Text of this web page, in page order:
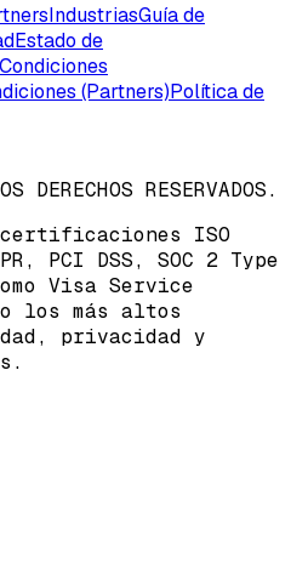
IndustriasGuía de
Estado de
(Partners)Política de
DERECHOS RESERVADOS.
certificaciones ISO
, PCI DSS, SOC 2 Type
Visa Service
los más altos
privacidad y